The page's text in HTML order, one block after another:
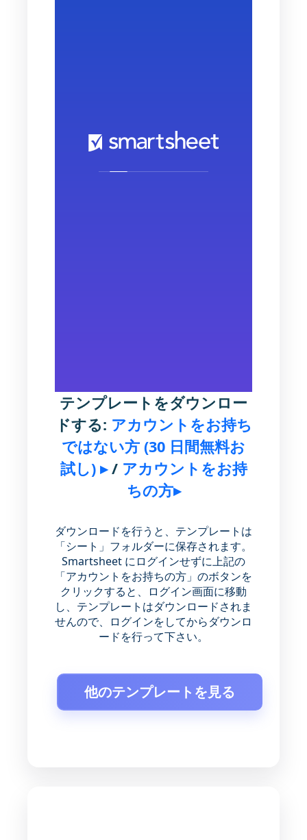
テンプレートをダウンロー
ドする: アカウントをお持ち
ではない方 (30 日間無料お
試し) ▸/ アカウントをお持
ちの方▸
ダウンロードを行うと、テンプレートは
「シート」フォルダーに保存されます。
Smartsheet にログインせずに上記の
「アカウントをお持ちの方」のボタンを
クリックすると、ログイン画面に移動
し、テンプレートはダウンロードされま
せんので、ログインをしてからダウンロ
ードを行って下さい。
他のテンプレートを見る